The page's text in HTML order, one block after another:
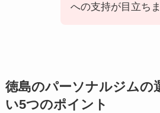
への支持が目立ちま
徳島のパーソナルジムの
い5つのポイント